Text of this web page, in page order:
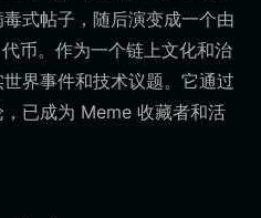
式帖子，随后演变成一个由
币。作为一个链上文化和治
界事件和技术议题。它通过
已成为 Meme 收藏者和活